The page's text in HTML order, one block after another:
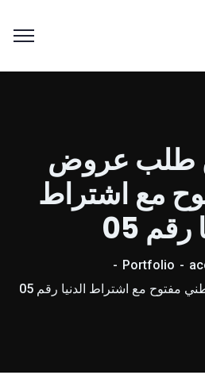
طلب عروض
مع اشتراط
رقم 05
Portfolio
مع اشتراط الدنيا رقم 05